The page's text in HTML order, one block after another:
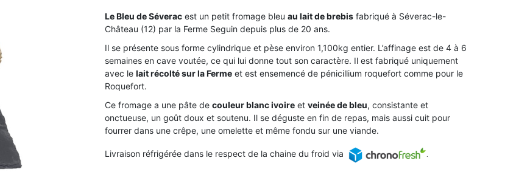
Le Bleu de Séveracest un petit fromage bleu au lait de brebisfabriqué à Séverac-le-
Château (12) par la Ferme Seguin depuis plus de 20 ans.
Il se présente sous forme cylindrique et pèse environ 1,100kg entier. L’affinage est de 4 à 6
semaines en cave voutée, ce qui lui donne tout son caractère. Il est fabriqué uniquement
avec le lait récolté sur la Fermeet est ensemencé de pénicillium roquefort comme pour le
Roquefort.
Ce fromage a une pâte de couleur blanc ivoireet veinée de bleu, consistante et
onctueuse, un goût doux et soutenu. Il se déguste en fin de repas, mais aussi cuit pour
fourrer dans une crêpe, une omelette et même fondu sur une viande.
Livraison réfrigérée dans le respect de la chaine du froid via .